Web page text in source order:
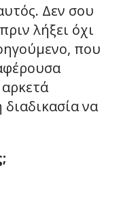
Δεν σου
λήξει όχι
που
διαδικασία να